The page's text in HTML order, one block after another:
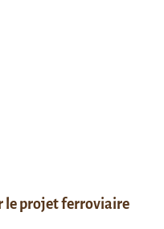
le projet ferroviaire